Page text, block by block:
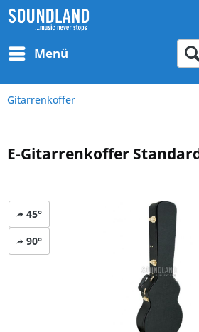
Menü
Gitarrenkoffer
E-Gitarrenkoffer
45°
90°